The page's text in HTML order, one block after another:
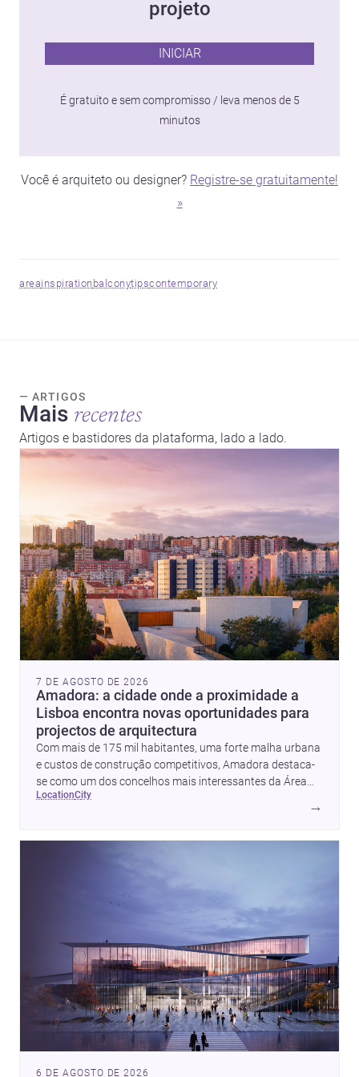
projeto
INICIAR
É gratuito e sem compromisso / leva menos de 5
minutos
Você é arquiteto ou designer? Registre-se gratuitamente!
»
areainspirationbalconytipscontemporary
— ARTIGOS
Mais recentes
Artigos e bastidores da plataforma, lado a lado.
7 DE AGOSTO DE 2026
Amadora: a cidade onde a proximidade a
Lisboa encontra novas oportunidades para
projectos de arquitectura
Com mais de 175 mil habitantes, uma forte malha urbana
e custos de construção competitivos, Amadora destaca-
se como um dos concelhos mais interessantes da Área
Metropolitana de Lisboa para quem quer construir,
location city
→
6 DE AGOSTO DE 2026